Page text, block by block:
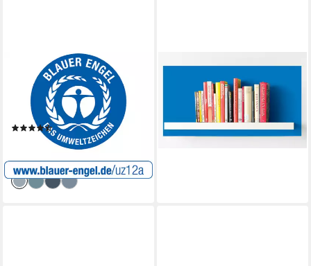
Lack Alpina Feine Farben Lack
edelmatt 750ml - Farbfamilie
(3)
ab 25,19 €
lieferbar - in 3-4 Werktagen bei dir
ALPINA
Vollton- und Abtönfarbe
ab 12,04 €
(16,05 €/ 1 l)
lieferbar - in 3-4 Werktagen bei dir
+17